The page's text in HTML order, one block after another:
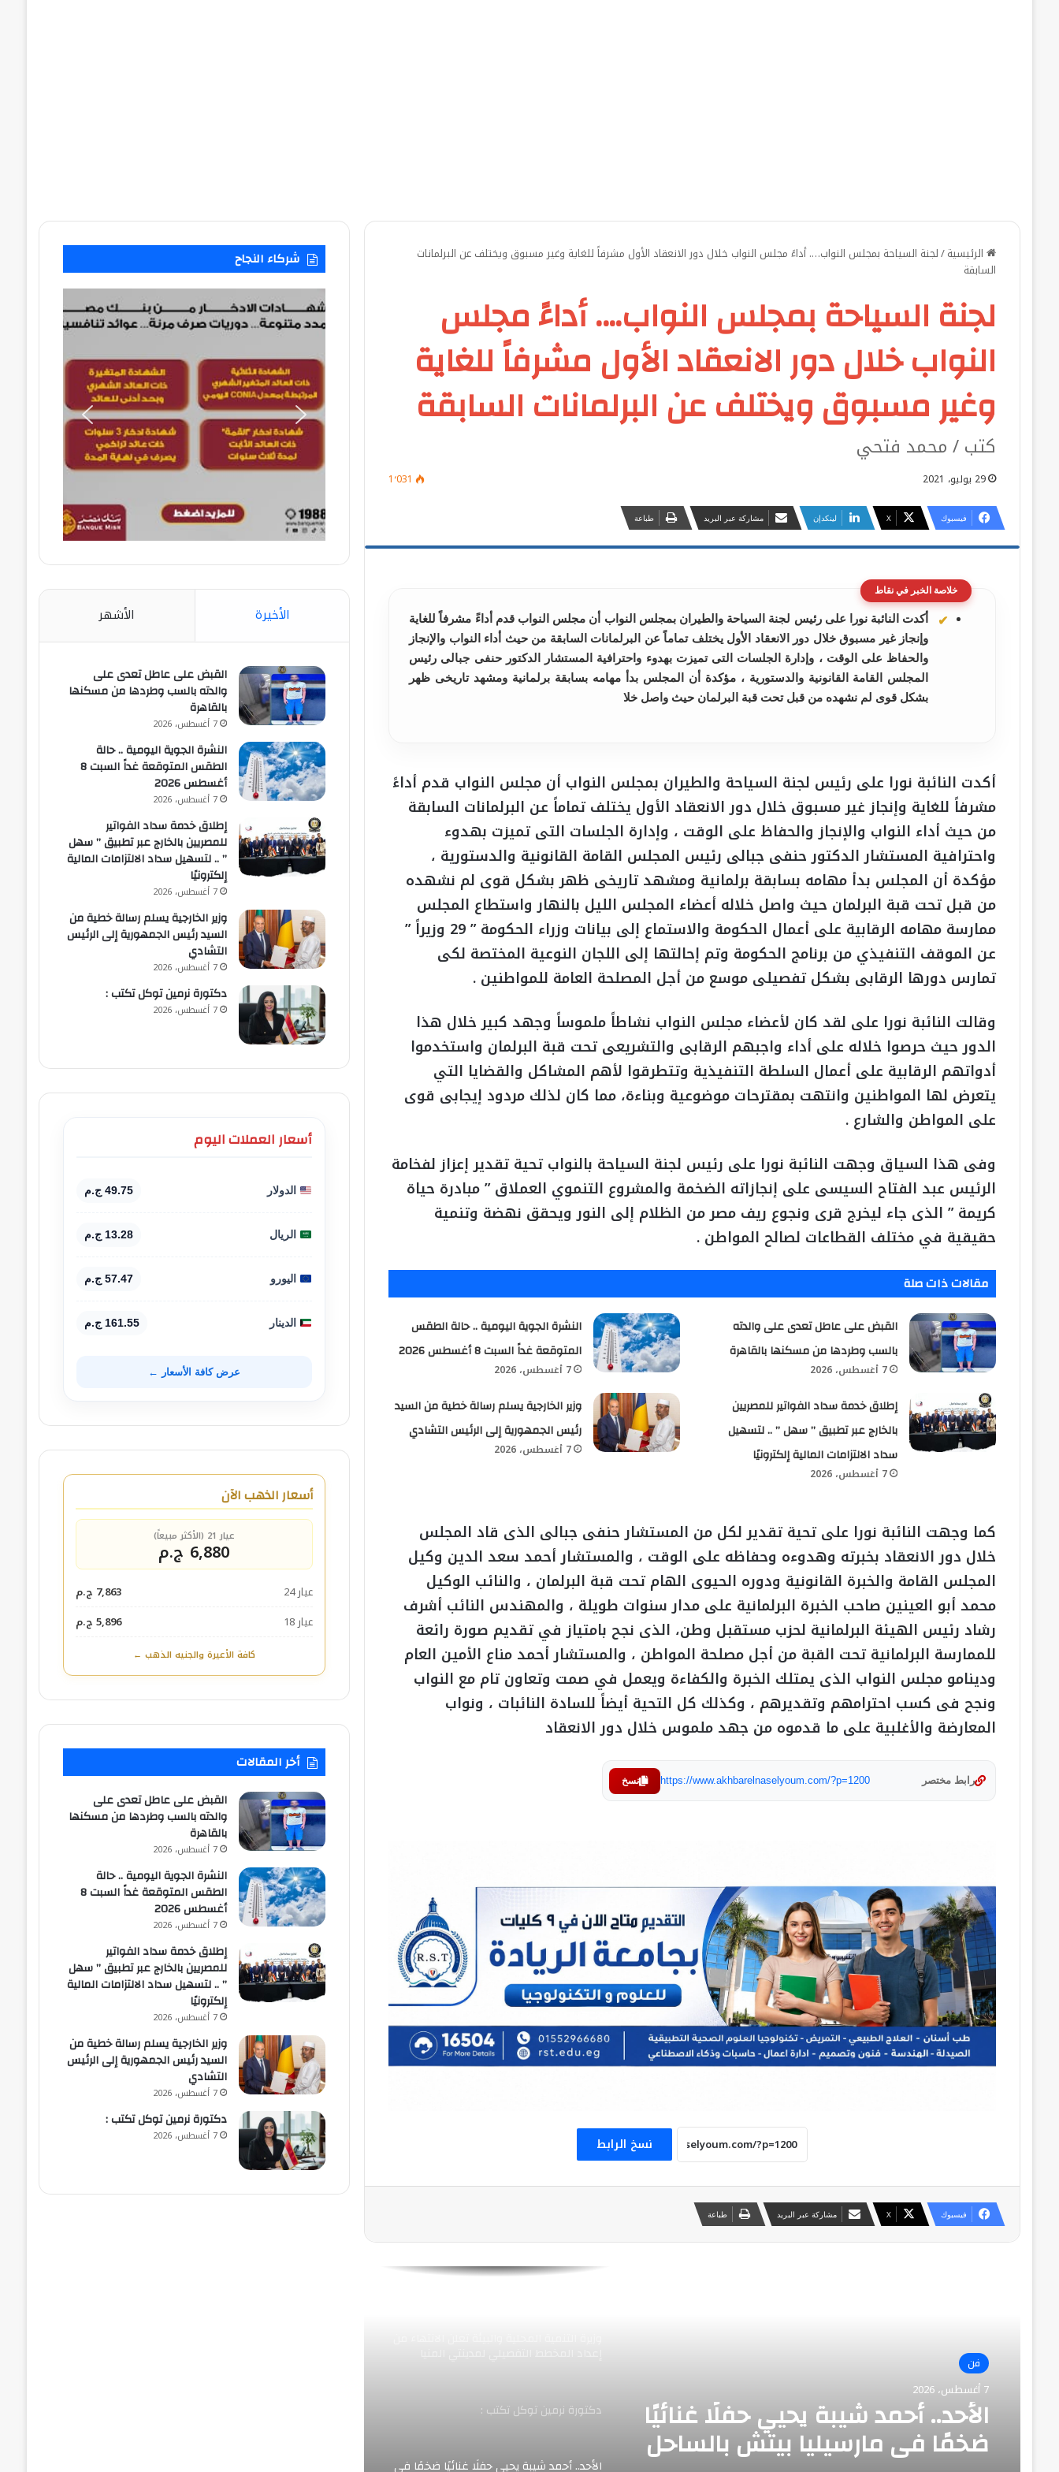
الرئيسية/لجنة السياحة بمجلس النواب…. أداءً مجلس النواب خلال دور الانعقاد الأول مشرفاً للغاية وغير مسبوق ويختلف عن البرلمانات
السابقة
لجنة السياحة بمجلس النواب…. أداءً مجلس
النواب خلال دور الانعقاد الأول مشرفاً للغاية
وغير مسبوق ويختلف عن البرلمانات السابقة
كتب / محمد فتحي
29 يوليو، 2021 1٬031
فيسبوك ‫X لينكدإن مشاركة عبر البريد طباعة
خلاصة الخبر في نقاط
أكدت النائبة نورا على رئيس لجنة السياحة والطيران بمجلس النواب أن مجلس النواب قدم أداءً مشرفاً للغاية
وإنجاز غير مسبوق خلال دور الانعقاد الأول يختلف تماماً عن البرلمانات السابقة من حيث أداء النواب والإنجاز
والحفاظ على الوقت ، وإدارة الجلسات التى تميزت بهدوء واحترافية المستشار الدكتور حنفى جبالى رئيس
المجلس القامة القانونية والدستورية ، مؤكدة أن المجلس بدأ مهامه بسابقة برلمانية ومشهد تاريخى ظهر
بشكل قوى لم نشهده من قبل تحت قبة البرلمان حيث واصل خلا
أكدت النائبة نورا على رئيس لجنة السياحة والطيران بمجلس النواب أن مجلس النواب قدم أداءً
مشرفاً للغاية وإنجاز غير مسبوق خلال دور الانعقاد الأول يختلف تماماً عن البرلمانات السابقة
من حيث أداء النواب والإنجاز والحفاظ على الوقت ، وإدارة الجلسات التى تميزت بهدوء
واحترافية المستشار الدكتور حنفى جبالى رئيس المجلس القامة القانونية والدستورية ،
مؤكدة أن المجلس بدأ مهامه بسابقة برلمانية ومشهد تاريخى ظهر بشكل قوى لم نشهده
من قبل تحت قبة البرلمان حيث واصل خلاله أعضاء المجلس الليل بالنهار واستطاع المجلس
ممارسة مهامه الرقابية على أعمال الحكومة والاستماع إلى بيانات وزراء الحكومة ” 29 وزيراً ”
عن الموقف التنفيذي من برنامج الحكومة وتم إحالتها إلى اللجان النوعية المختصة لكى
تمارس دورها الرقابى بشكل تفصيلى موسع من أجل المصلحة العامة للمواطنين .
وقالت النائبة نورا على لقد كان لأعضاء مجلس النواب نشاطاً ملموساً وجهد كبير خلال هذا
الدور حيث حرصوا خلاله على أداء واجبهم الرقابى والتشريعى تحت قبة البرلمان واستخدموا
أدواتهم الرقابية على أعمال السلطة التنفيذية وتتطرقوا لأهم المشاكل والقضايا التي
يتعرض لها المواطنين وانتهت بمقترحات موضوعية وبناءة، مما كان لذلك مردود إيجابى قوى
على المواطن والشارع .
وفى هذا السياق وجهت النائبة نورا على رئيس لجنة السياحة بالنواب تحية تقدير إعزاز لفخامة
الرئيس عبد الفتاح السيسى على إنجازاته الضخمة والمشروع التنموي العملاق ” مبادرة حياة
كريمة ” الذى جاء ليخرج قرى ونجوع ريف مصر من الظلام إلى النور ويحقق نهضة وتنمية
حقيقية في مختلف القطاعات لصالح المواطن .
مقالات ذات صلة
القبض على عاطل تعدى على والدته
بالسب وطردها من مسكنها بالقاهرة
7 أغسطس، 2026
النشرة الجوية اليومية .. حالة الطقس
المتوقعة غداً السبت 8 أغسطس 2026
7 أغسطس، 2026
إطلاق خدمة سداد الفواتير للمصريين
بالخارج عبر تطبيق ” سهل ” .. لتسهيل
سداد الالتزامات المالية إلكترونيًا
7 أغسطس، 2026
وزير الخارجية يسلم رسالة خطية من السيد
رئيس الجمهورية إلى الرئيس التشادي
7 أغسطس، 2026
كما وجهت النائبة نورا على تحية تقدير لكل من المستشار حنفى جبالى الذى قاد المجلس
خلال دور الانعقاد بخبرته وهدوءه وحفاظه على الوقت ، والمستشار أحمد سعد الدين وكيل
المجلس القامة والخبرة القانونية ودوره الحيوى الهام تحت قبة البرلمان ، والنائب الوكيل
محمد أبو العينين صاحب الخبرة البرلمانية على مدار سنوات طويلة ، والمهندس النائب أشرف
رشاد رئيس الهيئة البرلمانية لحزب مستقبل وطن، الذى نجح بامتياز في تقديم صورة رائعة
للممارسة البرلمانية تحت القبة من أجل مصلحة المواطن ، والمستشار أحمد مناع الأمين العام
ودينامو مجلس النواب الذى يمتلك الخبرة والكفاءة ويعمل في صمت وتعاون تام مع النواب
ونجح فى كسب احترامهم وتقديرهم ، وكذلك كل التحية أيضاً للسادة النائبات ، ونواب
المعارضة والأغلبية على ما قدموه من جهد ملموس خلال دور الانعقاد
رابط مختصر https://www.akhbarelnaselyoum.com/?p=1200 نسخ
نسخ الرابط
فيسبوك ‫X مشاركة عبر البريد طباعة
فن
7 أغسطس، 2026
الأحد.. أحمد شيبة يحيي حفلًا غنائيًا
ضخمًا في مارسيليا بيتش بالساحل
مكتب التنسيق: الأحد المقبل آخر موعد
لتسجيل رغبات المرحلة الأولى للتنسيق
وزير النقل يبحث مع وزيري البنية التحتية والنقل
التشاديين تعزيز التعاون في مشروعات النقل
واللوجستيات والطرق والسكك الحديدية
فى ختام مهرجان الأوبرا الصيفى : طارق طرقان
يفتح نوافذ الأحلام على شارات مسلسلات
​دكتورة نرمين توكل تكتب :
الأحد.. أحمد شيبة يحيي حفلًا غنائيًا ضخمًا في
شركاء النجاح
الأخيرة الأشهر
القبض على عاطل تعدى على
والدته بالسب وطردها من مسكنها
بالقاهرة
7 أغسطس، 2026
النشرة الجوية اليومية .. حالة
الطقس المتوقعة غداً السبت 8
أغسطس 2026
7 أغسطس، 2026
إطلاق خدمة سداد الفواتير
للمصريين بالخارج عبر تطبيق ” سهل
” .. لتسهيل سداد الالتزامات المالية
إلكترونيًا
7 أغسطس، 2026
وزير الخارجية يسلم رسالة خطية من
السيد رئيس الجمهورية إلى الرئيس
التشادي
7 أغسطس، 2026
​دكتورة نرمين توكل تكتب :
7 أغسطس، 2026
أسعار العملات اليوم
الدولار 49.75 ج.م
الريال 13.28 ج.م
اليورو 57.47 ج.م
الدينار 161.55 ج.م
عرض كافة الأسعار ←
أسعار الذهب الآن
عيار 21 (الأكثر مبيعاً)
6,880 ج.م
عيار 24
7,863 ج.م
عيار 18
5,896 ج.م
كافة الأعيرة والجنيه الذهب ←
أخر المقالات
القبض على عاطل تعدى على
والدته بالسب وطردها من مسكنها
بالقاهرة
7 أغسطس، 2026
النشرة الجوية اليومية .. حالة
الطقس المتوقعة غداً السبت 8
أغسطس 2026
7 أغسطس، 2026
إطلاق خدمة سداد الفواتير
للمصريين بالخارج عبر تطبيق ” سهل
” .. لتسهيل سداد الالتزامات المالية
إلكترونيًا
7 أغسطس، 2026
وزير الخارجية يسلم رسالة خطية من
السيد رئيس الجمهورية إلى الرئيس
التشادي
7 أغسطس، 2026
​دكتورة نرمين توكل تكتب :
7 أغسطس، 2026